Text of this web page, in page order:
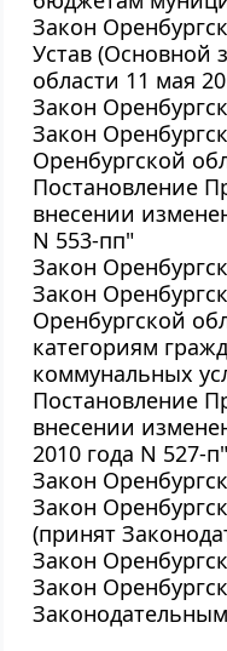
Закон
Устав (Основной
области 11 мая
Закон
Закон
Оренбургской
Постановление
внесении
N 553-пп"
Закон
Закон
Оренбургской
категориям
коммунальных
Постановление
внесении
2010 года N 527-п"
Закон
Закон
(принят
Закон
Закон